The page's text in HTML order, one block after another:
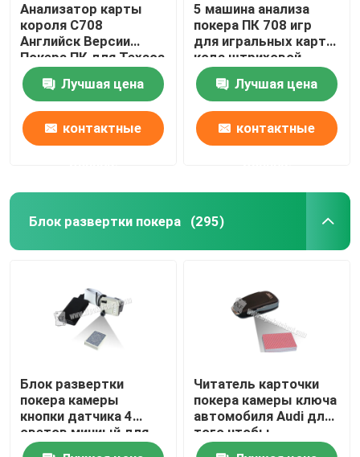
Анализатор карты
короля С708
Английск Версии
Покера ПК для Техаса
держит их игра/
индийская игра
Лучшая цена
контактные
5 машина анализа
покера ПК 708 игр
для игральных карт
кода штриховой
маркировки
маркированных
Лучшая цена
контактные
Блок развертки покера (295)
Блок развертки
покера камеры
кнопки датчика 4
светов миниый для
того чтобы
Читатель карточки
покера камеры ключа
автомобиля Audi для
того чтобы
просмотреть